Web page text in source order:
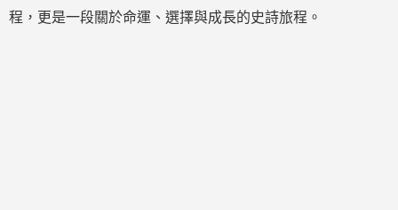
程，更是一段關於命運、選擇與成長的史詩旅程。